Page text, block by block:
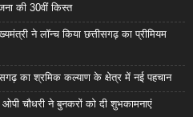
की 30वीं किस्त
ने लॉन्च किया छत्तीसगढ़ का प्रीमियम
का श्रमिक कल्याण के क्षेत्र में नई पहचान
ओपी चौधरी ने बुनकरों को दी शुभकामनाएं